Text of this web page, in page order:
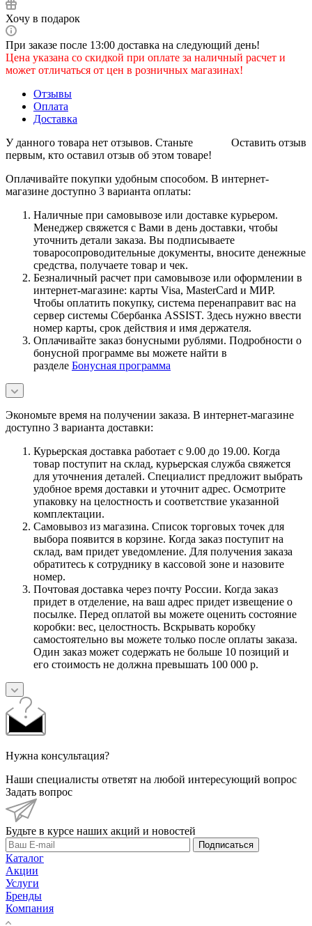
Хочу в подарок
При заказе после 13:00 доставка на следующий день!
Цена указана со скидкой при оплате за наличный расчет и
может отличаться от цен в розничных магазинах!
Отзывы
Оплата
Доставка
Оставить отзыв
У данного товара нет отзывов. Станьте
первым, кто оставил отзыв об этом товаре!
Оплачивайте покупки удобным способом. В интернет-
магазине доступно 3 варианта оплаты:
Наличные при самовывозе или доставке курьером.
Менеджер свяжется с Вами в день доставки, чтобы
уточнить детали заказа. Вы подписываете
товаросопроводительные документы, вносите денежные
средства, получаете товар и чек.
Безналичный расчет при самовывозе или оформлении в
интернет-магазине: карты Visa, MasterCard и МИР.
Чтобы оплатить покупку, система перенаправит вас на
сервер системы Сбербанка ASSIST. Здесь нужно ввести
номер карты, срок действия и имя держателя.
Оплачивайте заказ бонусными рублями. Подробности о
бонусной программе вы можете найти в
разделе Бонусная программа
Экономьте время на получении заказа. В интернет-магазине
доступно 3 варианта доставки:
Курьерская доставка работает с 9.00 до 19.00. Когда
товар поступит на склад, курьерская служба свяжется
для уточнения деталей. Специалист предложит выбрать
удобное время доставки и уточнит адрес. Осмотрите
упаковку на целостность и соответствие указанной
комплектации.
Самовывоз из магазина. Список торговых точек для
выбора появится в корзине. Когда заказ поступит на
склад, вам придет уведомление. Для получения заказа
обратитесь к сотруднику в кассовой зоне и назовите
номер.
Почтовая доставка через почту России. Когда заказ
придет в отделение, на ваш адрес придет извещение о
посылке. Перед оплатой вы можете оценить состояние
коробки: вес, целостность. Вскрывать коробку
самостоятельно вы можете только после оплаты заказа.
Один заказ может содержать не больше 10 позиций и
его стоимость не должна превышать 100 000 р.
Нужна консультация?
Наши специалисты ответят на любой интересующий вопрос
Задать вопрос
Будьте в курсе наших акций и новостей
Подписаться
Каталог
Акции
Услуги
Бренды
Компания